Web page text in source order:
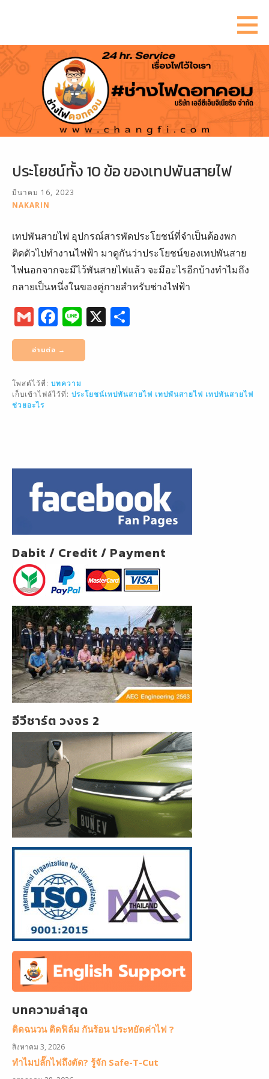
ยัง
เนื้อหา
ประโยชน์ทั้ง 10 ข้อ ของเทปพันสายไฟ
มีนาคม 16, 2023
NAKARIN
เทปพันสายไฟ อุปกรณ์สารพัดประโยชน์ที่จำเป็นต้องพก
ติดตัวไปทำงานไฟฟ้า มาดูกันว่าประโยชน์ของเทปพันสาย
ไฟนอกจากจะมีไว้พันสายไฟแล้ว จะมีอะไรอีกบ้างทำไมถึง
กลายเป็นหนึ่งในของคู่กายสำหรับช่างไฟฟ้า
G
m
ai
l
F
a
c
e
b
Li
n
e
X
อ่านต่อ →
โพสต์ไว้ที่: บทความ
เก็บเข้าไฟล์ไว้ที่: ประโยชน์เทปพันสายไฟ เทปพันสายไฟ เทปพันสายไฟ
ช่วยอะไร
Dabit / Credit / Payment
อีวีชาร์ต วงจร 2
บทความล่าสุด
ติดฉนวน ติดฟิล์ม กันร้อน ประหยัดค่าไฟ ?
สิงหาคม 3, 2026
ทำไมปลั๊กไฟถึงตัด? รู้จัก Safe-T-Cut